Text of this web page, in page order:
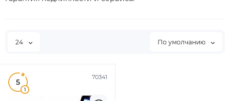
24 По умолчанию
70341
5
1